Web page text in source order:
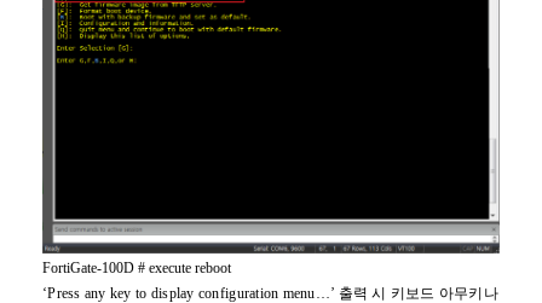
FortiGate-100D # execute reboot
‘Press any key to display configuration menu…’ 출력 시 키보드 아무키나